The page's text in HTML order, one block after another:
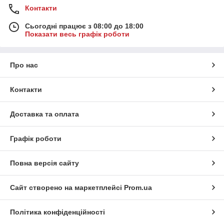
Контакти
Сьогодні працює з 08:00 до 18:00
Показати весь графік роботи
Про нас
Контакти
Доставка та оплата
Графік роботи
Повна версія сайту
Сайт створено на маркетплейсі Prom.ua
Політика конфіденційності